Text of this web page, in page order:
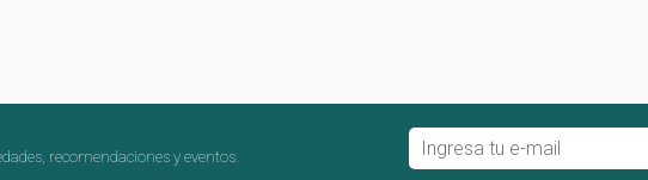
recomendaciones y eventos.